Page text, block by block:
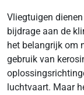
Vliegtuigen
bijdrage aan de
het belangrijk om
gebruik van
luchtvaart. Maar